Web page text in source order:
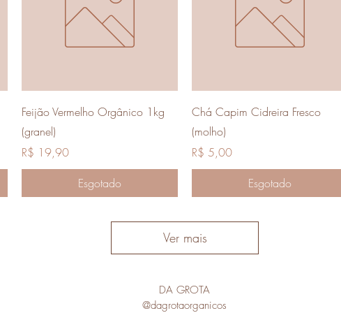
Visualização rápida
Feijão Vermelho Orgânico 1kg
(granel)
Preço
R$ 19,90
Esgotado
Visualização rápida
Chá Capim Cidreira Fresco
(molho)
Preço
R$ 5,00
Esgotado
Ver mais
DA GROTA
@dagrotaorganicos